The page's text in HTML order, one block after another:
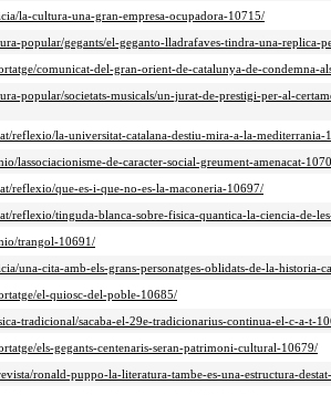
la-cultura-una-gran-empresa-ocupadora-10715/
popular/gegants/el-geganto-lladrafaves-tindra-una-replica-
comunicat-del-gran-orient-de-catalunya-de-condemna-
popular/societats-musicals/un-jurat-de-prestigi-per-al-
reflexio/la-universitat-catalana-destiu-mira-a-la-mediterrania-
lassociacionisme-de-caracter-social-greument-amenacat-
reflexio/que-es-i-que-no-es-la-maconeria-10697/
reflexio/tinguda-blanca-sobre-fisica-quantica-la-ciencia-de-
trangol-10691/
una-cita-amb-els-grans-personatges-oblidats-de-la-historia-
el-quiosc-del-poble-10685/
tradicional/sacaba-el-29e-tradicionarius-continua-el-c-a-t-
els-gegants-centenaris-seran-patrimoni-cultural-10679/
ronald-puppo-la-literatura-tambe-es-una-estructura-